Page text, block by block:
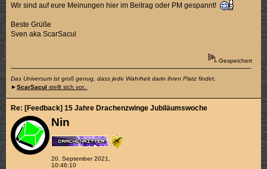
Wir sind auf eure Meinungen hier im Beitrag oder PM gespannt!
Beste Grüße
Sven aka ScarSacul
Gespeichert
Das Universum ist groß genug, dass jede Wahrheit darin ihren Platz findet.
►ScarSacul stellt sich vor..
Nin
20. September 2021,
10:46:10
Re: [Feedback] 15 Jahre Drachenzwinge Jubiläumswoche